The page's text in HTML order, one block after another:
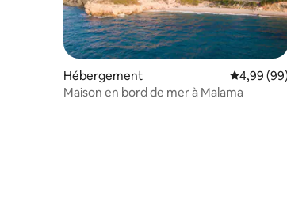
Hébergement
4,99
Maison en bord de mer à Malama